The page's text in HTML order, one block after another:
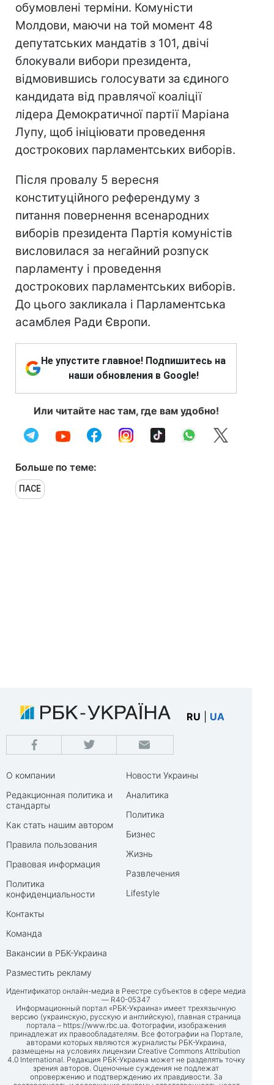
обумовлені терміни. Комуністи
Молдови, маючи на той момент 48
депутатських мандатів з 101, двічі
блокували вибори президента,
відмовившись голосувати за єдиного
кандидата від правлячої коаліції
лідера Демократичної партії Маріана
Лупу, щоб ініціювати проведення
дострокових парламентських виборів.
Після провалу 5 вересня
конституційного референдуму з
питання повернення всенародних
виборів президента Партія комуністів
висловилася за негайний розпуск
парламенту і проведення
дострокових парламентських виборів.
До цього закликала і Парламентська
асамблея Ради Європи.
Не упустите главное! Подпишитесь на
наши обновления в Google!
Или читайте нас там, где вам удобно!
Больше по теме:
ПАСЕ
RU UA
О компании
Редакционная политика и
стандарты
Как стать нашим автором
Правила пользования
Правовая информация
Политика
конфиденциальности
Контакты
Команда
Вакансии в РБК-Украина
Разместить рекламу
Новости Украины
Аналитика
Политика
Бизнес
Жизнь
Развлечения
Lifestyle
Идентификатор онлайн-медиа в Реестре субъектов в сфере медиа
— R40-05347
Информационный портал «РБК-Украина» имеет трехязычную
версию (украинскую, русскую и английскую), главная страница
портала – https://www.rbc.ua. Фотографии, изображения
принадлежат их правообладателям. Все фотографии на Портале,
авторами которых являются журналисты РБК-Украина,
размещены на условиях лицензии Creative Commons Attribution
4.0 International. Редакция РБК-Украина может не разделять точку
зрения авторов. Оценочные суждения не подлежат
опровержению и подтверждению их правдивости. За